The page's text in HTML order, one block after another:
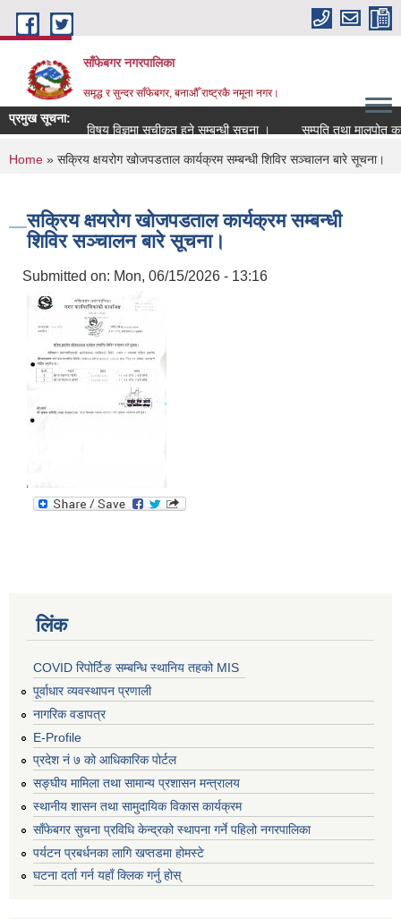
Skip to main content
साँफेबगर नगरपालिका
समृद्ध र सुन्दर साँफेबगर, बनाऔँ राष्ट्रकै नमूना नगर।
प्रमुख सूचना:
विषय विज्ञमा सुचीकृत हुने सम्बन्धी सूचना ।
सम्पति तथा मालपोत
You are here
Home » सक्रिय क्षयरोग खोजपडताल कार्यक्रम सम्बन्धी शिविर सञ्चालन बारे सूचना।
सक्रिय क्षयरोग खोजपडताल कार्यक्रम सम्बन्धी
शिविर सञ्चालन बारे सूचना।
Submitted on: Mon, 06/15/2026 - 13:16
लिंक
COVID रिपोर्टिङ सम्बन्धि स्थानिय तहको MIS
पूर्वाधार व्यवस्थापन प्रणाली
नागरिक वडापत्र
E-Profile
प्रदेश नं ७ को आधिकारिक पोर्टल
सङ्घीय मामिला तथा सामान्य प्रशासन मन्त्रालय
स्थानीय शासन तथा सामुदायिक विकास कार्यक्रम
साँफेबगर सुचना प्रविधि केन्द्रको स्थापना गर्ने पहिलो नगरपालिका
पर्यटन प्रबर्धनका लागि खप्तडमा होमस्टे
घटना दर्ता गर्न यहाँ क्लिक गर्नु होस्